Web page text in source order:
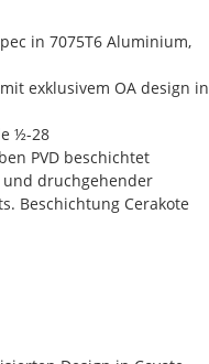
in 7075T6 Aluminium,
exklusivem OA design in
½-28
PVD beschichtet
und druchgehender
Beschichtung Cerakote